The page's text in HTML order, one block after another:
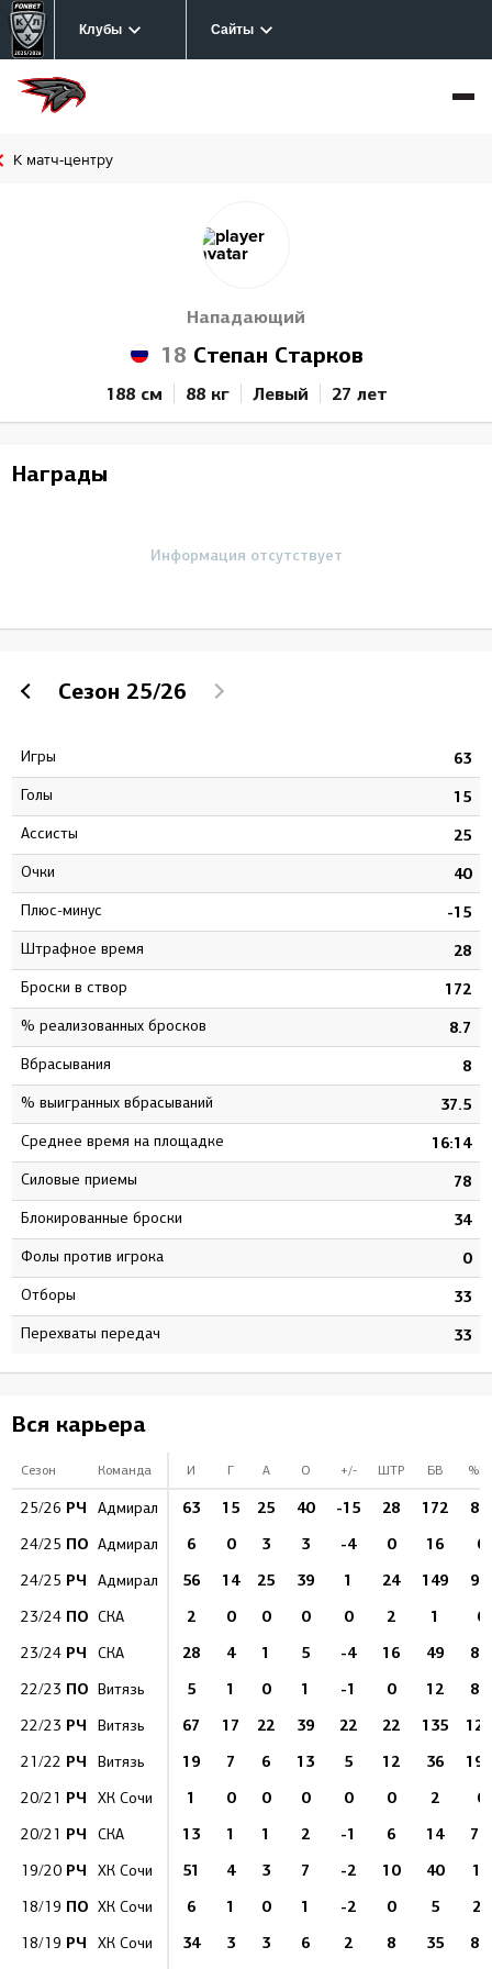
Клубы Сайты
К матч-центру
Нападающий
18 Степан Старков
188 см 88 кг Левый 27 лет
Награды
Информация отсутствует
Сезон 25/26
Игры 63
Голы 15
Ассисты 25
Очки 40
Плюс-минус -15
штрафное время 28
Броски в створ 172
% реализованных бросков 8.7
Вбрасывания 8
% выигранных вбрасываний 37.5
Среднее время на площадке 16:14
Силовые приемы 78
Блокированные броски 34
Фолы против игрока 0
Отборы 33
Перехваты передач 33
Вся карьера
Сезон Команда И Г А О +/- ШТР БВ
25/26 РЧ Адмирал 63 15 25 40 -15 28 172 8.7
24/25 ПО Адмирал 6 0 3 3 -4 0 16 0
24/25 РЧ Адмирал 56 14 25 39 1 24 149 9.4
23/24 ПО СКА 2 0 0 0 0 2 1 0
23/24 РЧ СКА 28 4 1 5 -4 16 49 8.2
22/23 ПО Витязь 5 1 0 1 -1 0 12 8.3
22/23 РЧ Витязь 67 17 22 39 22 22 135
21/22 РЧ Витязь 19 7 6 13 5 12 36
20/21 РЧ ХК Сочи 1 0 0 0 0 0 2 0
20/21 РЧ СКА 13 1 1 2 -1 6 14 7.1
19/20 РЧ ХК Сочи 51 4 3 7 -2 10 40 10
18/19 ПО ХК Сочи 6 1 0 1 -2 0 5 20
18/19 РЧ ХК Сочи 34 3 3 6 2 8 35 8.6